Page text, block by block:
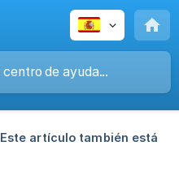
Este artículo también está